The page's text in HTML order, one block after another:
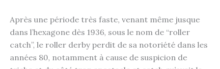
Après une période très faste, venant même jusque
dans l’hexagone dès 1936, sous le nom de “roller
catch”, le roller derby perdit de sa notoriété dans les
années 80, notamment à cause de suspicion de